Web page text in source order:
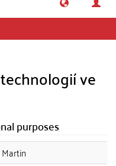
ve
purposes